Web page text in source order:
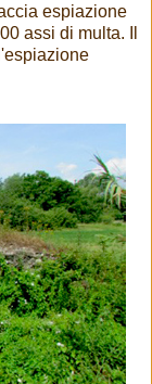
espiazione
assi di multa. Il